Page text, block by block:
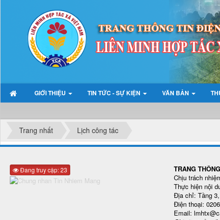
GIỚI THIỆU TIN TỨC - SỰ KIỆN VĂN BẢN
Trang nhất Lịch công tác
Đang truy cập: 23
TRANG
Chịu trách
Thực hiện nội
Địa chỉ: Tầng
Điện thoại:
Email: